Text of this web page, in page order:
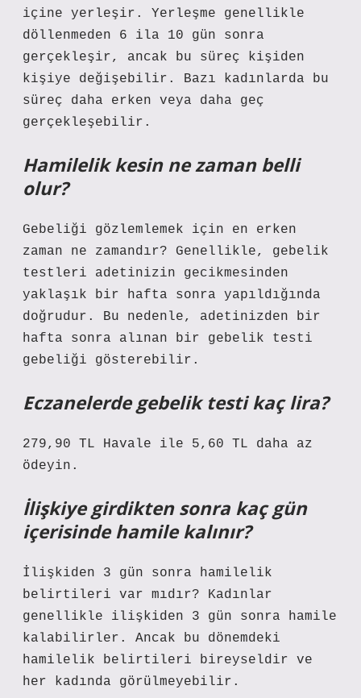
içine yerleşir. Yerleşme genellikle
döllenmeden 6 ila 10 gün sonra
gerçekleşir, ancak bu süreç kişiden
kişiye değişebilir. Bazı kadınlarda bu
süreç daha erken veya daha geç
gerçekleşebilir.
Hamilelik kesin ne zaman belli
olur?
Gebeliği gözlemlemek için en erken
zaman ne zamandır? Genellikle, gebelik
testleri adetinizin gecikmesinden
yaklaşık bir hafta sonra yapıldığında
doğrudur. Bu nedenle, adetinizden bir
hafta sonra alınan bir gebelik testi
gebeliği gösterebilir.
Eczanelerde gebelik testi kaç lira?
279,90 TL Havale ile 5,60 TL daha az
ödeyin.
İlişkiye girdikten sonra kaç gün
içerisinde hamile kalınır?
İlişkiden 3 gün sonra hamilelik
belirtileri var mıdır? Kadınlar
genellikle ilişkiden 3 gün sonra hamile
kalabilirler. Ancak bu dönemdeki
hamilelik belirtileri bireyseldir ve
her kadında görülmeyebilir.